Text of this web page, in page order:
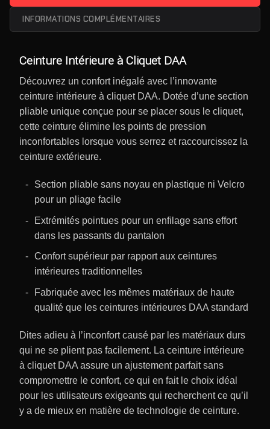
INFORMATIONS COMPLÉMENTAIRES
Ceinture Intérieure à Cliquet DAA
Découvrez un confort inégalé avec l’innovante
ceinture intérieure à cliquet DAA. Dotée d’une section
pliable unique conçue pour se placer sous le cliquet,
cette ceinture élimine les points de pression
inconfortables lorsque vous serrez et raccourcissez la
ceinture extérieure.
Section pliable sans noyau en plastique ni Velcro
pour un pliage facile
Extrémités pointues pour un enfilage sans effort
dans les passants du pantalon
Confort supérieur par rapport aux ceintures
intérieures traditionnelles
Fabriquée avec les mêmes matériaux de haute
qualité que les ceintures intérieures DAA standard
Dites adieu à l’inconfort causé par les matériaux durs
qui ne se plient pas facilement. La ceinture intérieure
à cliquet DAA assure un ajustement parfait sans
compromettre le confort, ce qui en fait le choix idéal
pour les utilisateurs exigeants qui recherchent ce qu’il
y a de mieux en matière de technologie de ceinture.